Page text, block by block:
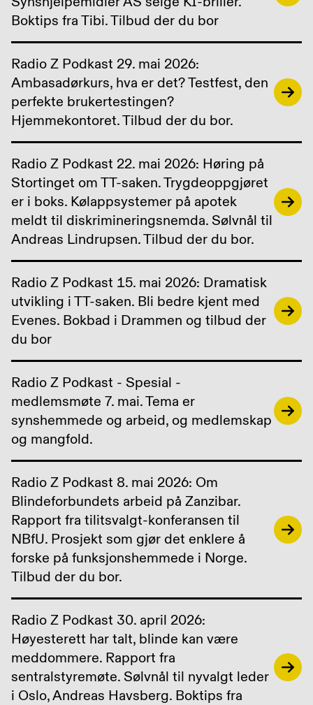
Boktips fra Tibi. Tilbud der du bor
Radio Z Podkast 29. mai 2026:
Ambasadørkurs, hva er det? Testfest, den
perfekte brukertestingen?
Hjemmekontoret. Tilbud der du bor.
Radio Z Podkast 22. mai 2026: Høring på
Stortinget om TT-saken. Trygdeoppgjøret
er i boks. Kølappsystemer på apotek
meldt til diskrimineringsnemda. Sølvnål til
Andreas Lindrupsen. Tilbud der du bor.
Radio Z Podkast 15. mai 2026: Dramatisk
utvikling i TT-saken. Bli bedre kjent med
Evenes. Bokbad i Drammen og tilbud der
du bor
Radio Z Podkast - Spesial -
medlemsmøte 7. mai. Tema er
synshemmede og arbeid, og medlemskap
og mangfold.
Radio Z Podkast 8. mai 2026: Om
Blindeforbundets arbeid på Zanzibar.
Rapport fra tilitsvalgt-konferansen til
NBfU. Prosjekt som gjør det enklere å
forske på funksjonshemmede i Norge.
Tilbud der du bor.
Radio Z Podkast 30. april 2026:
Høyesterett har talt, blinde kan være
meddommere. Rapport fra
sentralstyremøte. Sølvnål til nyvalgt leder
i Oslo, Andreas Havsberg. Boktips fra